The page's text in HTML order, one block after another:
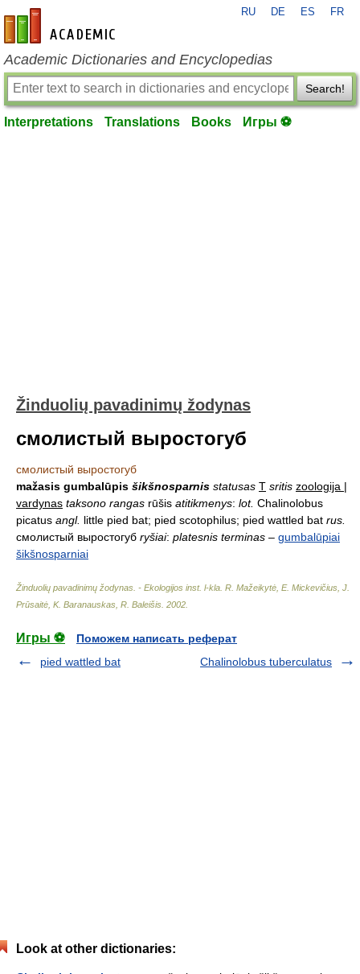
en-academic.com
RU DE ES FR
Academic Dictionaries and Encyclopedias
Search!
Interpretations Translations Books Игры ⚽
Žinduolių pavadinimų žodynas
смолистый выростогуб
смолистый выростогуб
mažasis gumbalūpis šikšnosparnis statusas T sritis zoologija |
vardynas taksono rangas rūšis atitikmenys: lot. Chalinolobus
picatus angl. little pied bat; pied scotophilus; pied wattled bat rus.
смолистый выростогуб ryšiai: platesnis terminas – gumbalūpiai
šikšnosparniai
Žinduolių pavadinimų žodynas. - Ekologijos inst. l-kla R. Mažeikytė, E. Mickevičius, J.
Prūsaitė, K. Baranauskas, R. Baleišis 2002
Игры ⚽
Поможем написать реферат
pied wattled bat
Chalinolobus tuberculatus
Look at other dictionaries: